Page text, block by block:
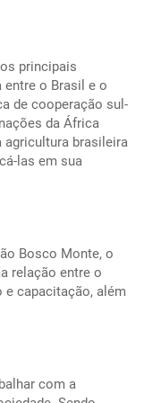
principais
o Brasil e o
de cooperação sul-
da África
agricultura brasileira
las em sua
Bosco Monte, o
relação entre o
e capacitação, além
com a